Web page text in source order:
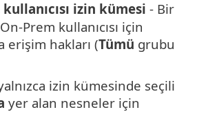
kullanıcısı izin kümesi - Bir
Prem kullanıcısı için
erişim hakları (Tümü grubu
izin kümesinde seçili
yer alan nesneler için